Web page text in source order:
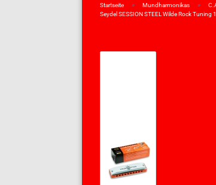
Startseite » Mundharmonikas »
Seydel SESSION STEEL Wilde Rock Tuning